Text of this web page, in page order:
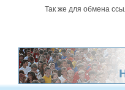
Так же для обмена